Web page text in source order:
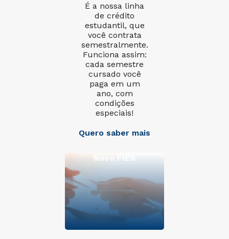
É a nossa linha
de crédito
estudantil, que
você contrata
semestralmente.
Funciona assim:
cada semestre
cursado você
paga em um
ano, com
condições
especiais!
Quero saber mais
Novo FIES